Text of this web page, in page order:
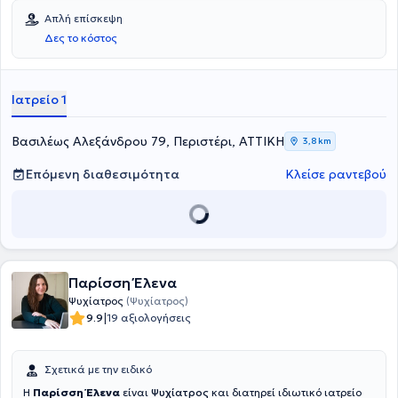
Απλή επίσκεψη
Δες το κόστος
Ιατρείο 1
Βασιλέως Αλεξάνδρου 79, Περιστέρι, ΑΤΤΙΚΗ 3,8 km
Επόμενη διαθεσιμότητα Κλείσε ραντεβού
Παρίσση Έλενα
Ψυχίατρος (Ψυχίατρος)
9.9|19 αξιολογήσεις
Σχετικά με την ειδικό
Η Παρίσση Έλενα είναι Ψυχίατρος και διατηρεί ιδιωτικό ιατρείο